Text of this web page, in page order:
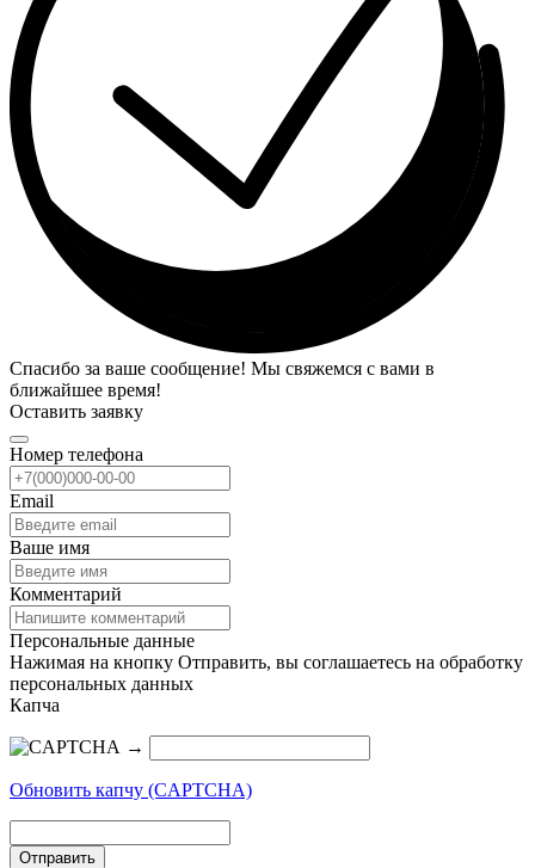
Спасибо за ваше сообщение! Мы свяжемся с вами в
ближайшее время!
Оставить заявку
Номер телефона
Email
Ваше имя
Комментарий
Персональные данные
Нажимая на кнопку Отправить, вы соглашаетесь на обработку
персональных данных
Капча
→
Обновить капчу (CAPTCHA)
Отправить